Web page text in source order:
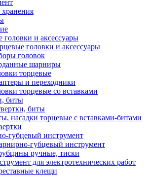
головки и аксессуары
головки и аксессуары
головок
шарниры
торцевые
и переходники
торцевые со вставками
биты
биты
насадки торцевые с вставками-битами
губцевый инструмент
губцевый инструмент
ручные, тиски
для электротехнических работ
клещи